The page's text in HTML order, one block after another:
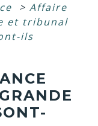
> Affaire
et tribunal
ils